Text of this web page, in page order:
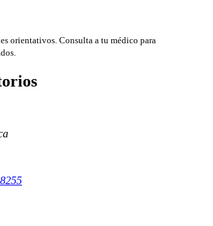
orientativos. Consulta a tu médico para